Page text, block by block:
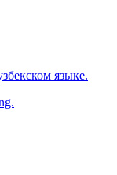
языке.